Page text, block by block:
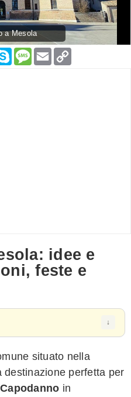
a Mesola
SkypeMessage
Email
idee e
feste e
situato nella
destinazione perfetta per
Capodanno in